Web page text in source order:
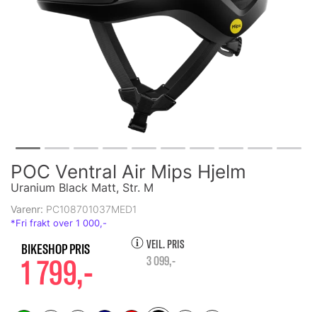
POC Ventral Air Mips Hjelm
Uranium Black Matt, Str. M
Varenr: PC108701037MED1
1 799,-
VEIL. PRIS
3 099,-